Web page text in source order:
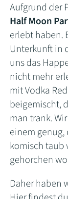
Aufgrund der
Half Moon
erlebt haben.
Unterkunft in
uns das
nicht mehr
mit Vodka
beigemischt,
man trank.
einem genug,
komisch taub
gehorchen
Daher haben